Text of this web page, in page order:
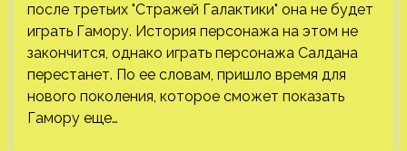
после третьих "Стражей Галактики" она не будет
играть Гамору. История персонажа на этом не
закончится, однако играть персонажа Салдана
перестанет. По ее словам, пришло время для
нового поколения, которое сможет показать
Гамору еще…